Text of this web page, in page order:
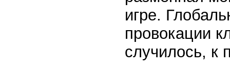
игре.
провокации
случилось, к